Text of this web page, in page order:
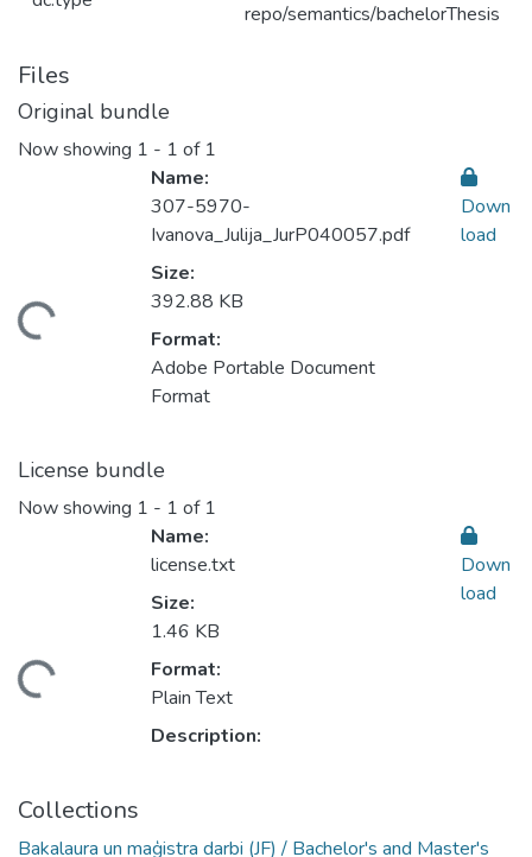
repo/semantics/bachelorThesis
Files
Original bundle
Now showing 1 - 1 of 1
Name:
307-5970-
Ivanova_Julija_JurP040057.pdf
Size:
392.88 KB
Format:
Adobe Portable Document
Format
Down
load
License bundle
Now showing 1 - 1 of 1
Name:
license.txt
Size:
1.46 KB
Format:
Plain Text
Description:
Down
load
Collections
Bakalaura un maģistra darbi (JF) / Bachelor's and Master's